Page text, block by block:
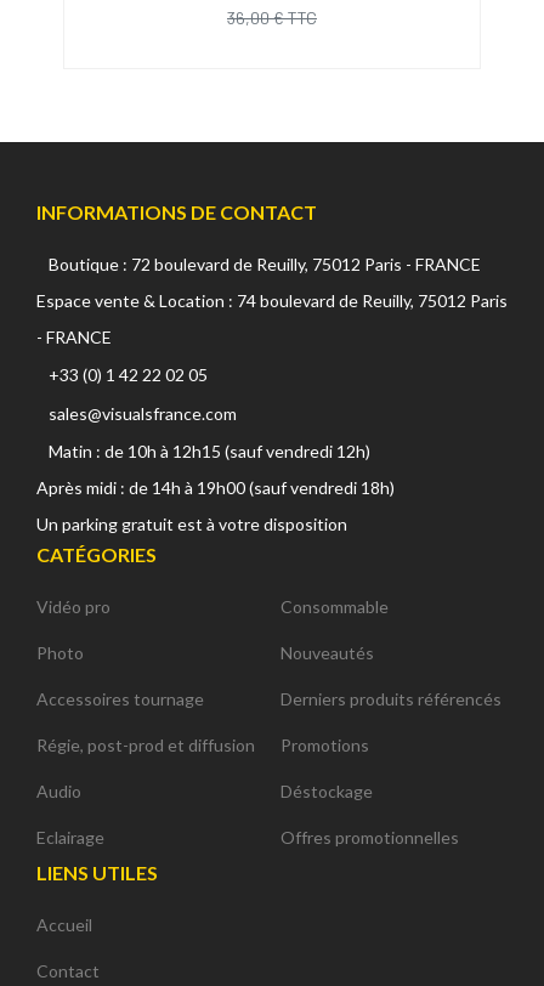
36,00 € TTC
INFORMATIONS DE CONTACT
Boutique : 72 boulevard de Reuilly, 75012 Paris - FRANCE
Espace vente & Location : 74 boulevard de Reuilly, 75012 Paris
- FRANCE
+33 (0) 1 42 22 02 05
sales@visualsfrance.com
Matin : de 10h à 12h15 (sauf vendredi 12h)
Après midi : de 14h à 19h00 (sauf vendredi 18h)
Un parking gratuit est à votre disposition
CATÉGORIES
Vidéo pro
Photo
Accessoires tournage
Régie, post-prod et diffusion
Audio
Eclairage
Consommable
Nouveautés
Derniers produits référencés
Promotions
Déstockage
Offres promotionnelles
LIENS UTILES
Accueil
Contact